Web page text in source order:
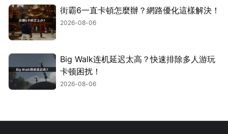
街霸6一直卡頓怎麼辦？網路優化這樣解決！
2026-08-06
Big Walk连机延迟太高？快速排除多人游玩
卡顿困扰！
2026-08-06